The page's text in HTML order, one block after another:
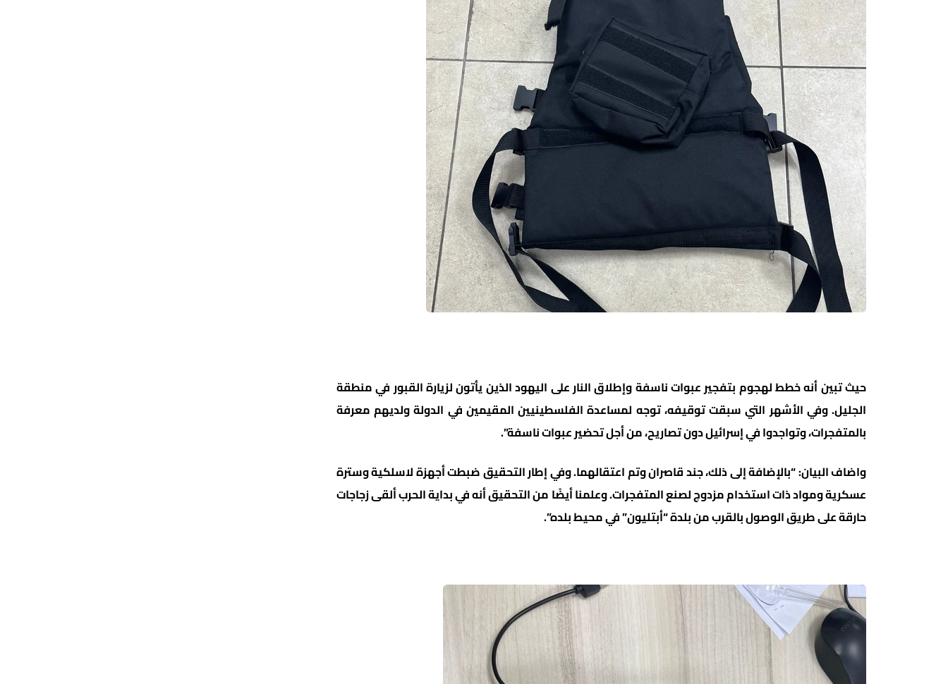
حيث تبين أنه خطط لهجوم بتفجير عبوات ناسفة وإطلاق النار على اليهود الذين يأتون لزيارة القبور في منطقة
الجليل. وفي الأشهر التي سبقت توقيفه، توجه لمساعدة الفلسطينيين المقيمين في الدولة ولديهم معرفة
بالمتفجرات، وتواجدوا في إسرائيل دون تصاريح، من أجل تحضير عبوات ناسفة”.
واضاف البيان: “بالإضافة إلى ذلك، جند قاصران وتم اعتقالهما. وفي إطار التحقيق ضبطت أجهزة لاسلكية وسترة
عسكرية ومواد ذات استخدام مزدوج لصنع المتفجرات. وعلمنا أيضًا من التحقيق أنه في بداية الحرب ألقى زجاجات
حارقة على طريق الوصول بالقرب من بلدة “أبتليون” في محيط بلده”.